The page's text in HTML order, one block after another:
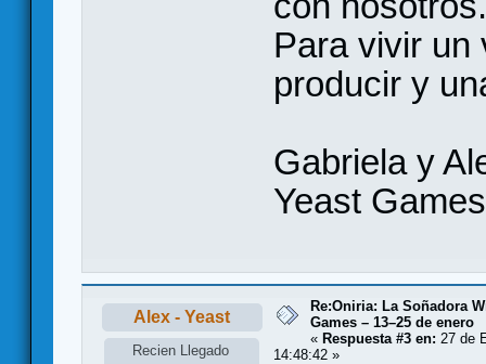
Para vivir un
producir y
Gabriela y
Yeast Games
Alex - Yeast
Recien Llegado
Re:Oniria: La Soñadora
Games – 13–25 de enero
« Respuesta #3 en: 27 de
14:48:42 »